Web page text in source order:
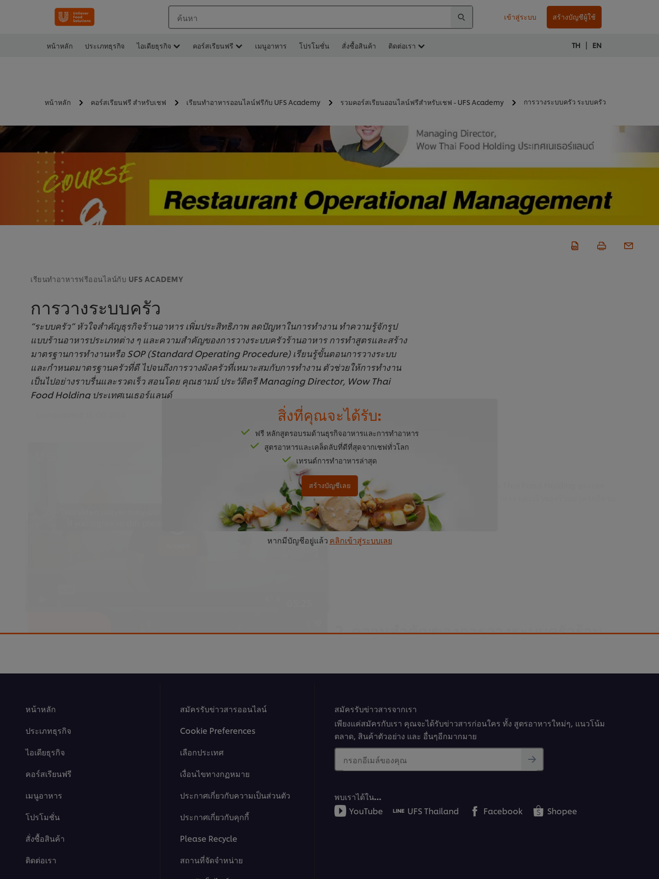
ค้นหา เข้าสู่ระบบ สร้างบัญชีผู้ใช้
หน้าหลัก ประเภทธุรกิจ ไอเดียธุรกิจ คอร์สเรียนฟรี เมนูอาหาร โปรโมชั่น สั่งซื้อสินค้า ติดต่อเรา TH | EN
หน้าหลัก คอร์สเรียนฟรี สำหรับเชฟ เรียนทำอาหารออนไลน์ฟรีกับ UFS Academy รวมคอร์สเรียนออนไลน์ฟรีสำหรับเชฟ - UFS Academy การวางระบบครัว ระบบครัว
เรียนทำอาหารฟรีออนไลน์กับ UFS ACADEMY
การวางระบบครัว
“ระบบครัว” หัวใจสำคัญธุรกิจร้านอาหาร เพิ่มประสิทธิภาพ ลดปัญหาในการทำงาน ทำความรู้จักรูป
แบบร้านอาหารประเภทต่าง ๆ และความสำคัญของการวางระบบครัวร้านอาหาร การทำสูตรและสร้าง
มาตรฐานการทำงานหรือ SOP (Standard Operating Procedure) เรียนรู้ขั้นตอนการวางระบบ
และกำหนดมาตรฐานครัวที่ดี ไปจนถึงการวางผังครัวที่เหมาะสมกับการทำงาน ตัวช่วยให้การทำงาน
เป็นไปอย่างราบรื่นและรวดเร็ว สอนโดย คุณธามม์ ประวัติตรี Managing Director, Wow Thai
Food Holding ประเทศเนเธอร์แลนด์
This video player may use cookies or other browser storage.
If you agree to this please click the Accept button below.
1. บทนำ
คุณธามม์ ประวัติตรี Managing Director, Wow Thai Food Holding ประเทศ
เนเธอร์แลนด์ ผู้เชี่ยวชาญด้านการวางระบบร้านอาหาร และเจ้าของร้านอาหารอีสาน
ปลาร้าเด้อ
Accept
2. ความสำคัญของการวางระบบครัวร้าน
ทำความรู้จักรูปแบบร้านอาหารประเภทต่าง ๆ เพื่อวางแผนการออกแบบระบบครัว พร้อม
If you agree to this please click the Accept button below.
3. ความสำคัญของการทำสูตรและสร้าง
มาตรฐานการทำงานหรือ SOP (Standard
สิ่งที่คุณจะได้รับ:
ฟรี หลักสูตรอบรมด้านธุรกิจอาหารและการทำอาหาร
สูตรอาหารและเคล็ดลับที่ดีที่สุดจากเชฟทั่วโลก
เทรนด์การทำอาหารล่าสุด
สร้างบัญชีเลย
หากมีบัญชีอยู่แล้ว คลิกเข้าสู่ระบบเลย
หน้าหลัก
ประเภทธุรกิจ
ไอเดียธุรกิจ
คอร์สเรียนฟรี
เมนูอาหาร
โปรโมชั่น
สั่งซื้อสินค้า
ติดต่อเรา
สมัครรับข่าวสารออนไลน์
Cookie Preferences
เลือกประเทศ
เงื่อนไขทางกฏหมาย
ประกาศเกี่ยวกับความเป็นส่วนตัว
ประกาศเกี่ยวกับคุกกี้
Please Recycle
สถานที่จัดจำหน่าย
สมัครรับข่าวสารจากเรา
เพียงแค่สมัครกับเรา คุณจะได้รับข่าวสารก่อนใคร ทั้ง สูตรอาหารใหม่ๆ, แนวโน้ม
ตลาด, สินค้าตัวอย่าง และ อื่นๆอีกมากมาย
กรอกอีเมล์ของคุณ
พบเราได้ใน…
YouTube
UFS Thailand Facebook Shopee